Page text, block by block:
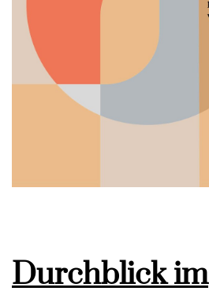
Durchblick im